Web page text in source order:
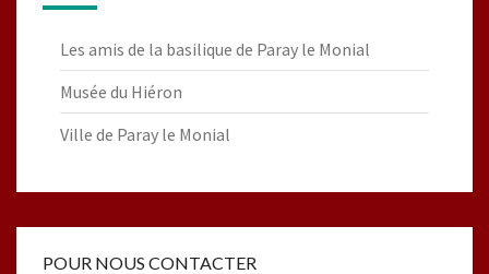
Les amis de la basilique de Paray le Monial
Musée du Hiéron
Ville de Paray le Monial
POUR NOUS CONTACTER